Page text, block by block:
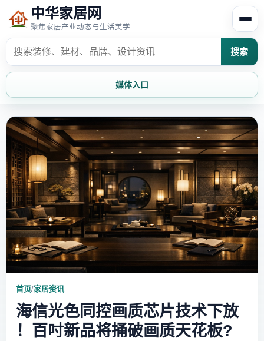
中华家居网
聚焦家居产业动态与生活美学
搜索
媒体入口
首页 家居资讯
家居风水 家居欣赏
时尚饰家 装修设计
家具知识 家居文化
家装攻略 创意家居
首页/家居资讯
海信光色同控画质芯片技术下放
！百吋新品将捅破画质天花板?